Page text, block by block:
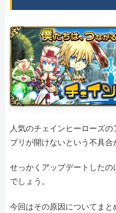
人気のチェインヒーローズ
プリが開けないという不具合
せっかくアップデートした
でしょう。
今回はその原因についてま